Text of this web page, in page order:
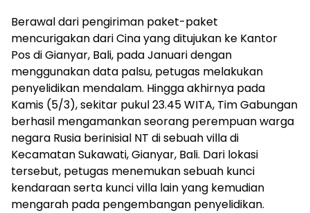
Berawal dari pengiriman paket-paket
mencurigakan dari Cina yang ditujukan ke Kantor
Pos di Gianyar, Bali, pada Januari dengan
menggunakan data palsu, petugas melakukan
penyelidikan mendalam. Hingga akhirnya pada
Kamis (5/3), sekitar pukul 23.45 WITA, Tim Gabungan
berhasil mengamankan seorang perempuan warga
negara Rusia berinisial NT di sebuah villa di
Kecamatan Sukawati, Gianyar, Bali. Dari lokasi
tersebut, petugas menemukan sebuah kunci
kendaraan serta kunci villa lain yang kemudian
mengarah pada pengembangan penyelidikan.